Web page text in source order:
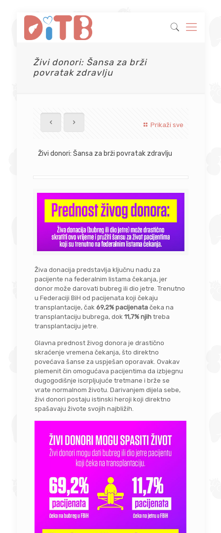
Živi donori: Šansa za brži
povratak zdravlju
Prikaži sve
Živi donori: Šansa za brži povratak zdravlju
Živa donacija predstavlja ključnu nadu za
pacijente na federalnim listama čekanja, jer
donor može darovati bubreg ili dio jetre. Trenutno
u Federaciji BiH od pacijenata koji čekaju
transplantacije, čak 69,2% pacijenatačeka na
transplantaciju bubrega, dok 11,7% njihtreba
transplantaciju jetre.
Glavna prednost živog donora je drastično
skraćenje vremena čekanja, što direktno
povećava šanse za uspješan oporavak. Ovakav
plemenit čin omogućava pacijentima da izbjegnu
dugogodišnje iscrpljujuće tretmane i brže se
vrate normalnom životu. Darivanjem dijela sebe,
živi donori postaju istinski heroji koji direktno
spašavaju živote svojih najbližih.